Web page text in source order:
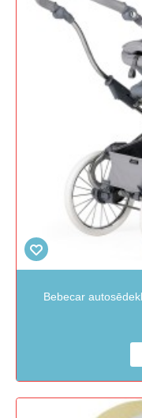
Bebecar